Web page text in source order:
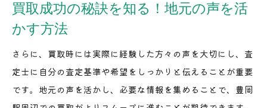
買取成功の秘訣を知る！地元の声を活
かす方法
さらに、買取時には実際に経験した方々の声を大切にし、査
定士に自分の査定基準や希望をしっかりと伝えることが重要
です。地元の声を活かし、必要な情報を集めることで、豊岡